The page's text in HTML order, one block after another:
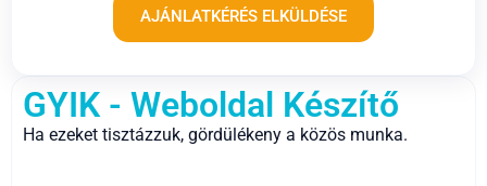
GYIK - Weboldal Készítő
Ha ezeket tisztázzuk, gördülékeny a közös munka.
AJÁNLATKÉRÉS ELKÜLDÉSE